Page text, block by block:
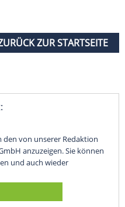
ZUR STARTSEITE
von unserer Redaktion
anzuzeigen. Sie können
und auch wieder